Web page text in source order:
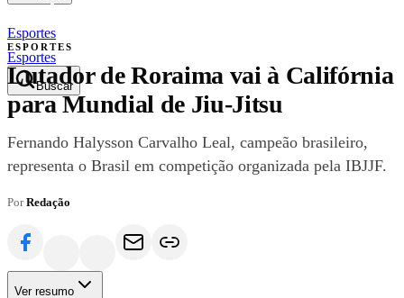
maisroraima
mais
Esportes
Buscar
Esportes
ESPORTES
Lutador de Roraima vai à Califórnia
para Mundial de Jiu-Jitsu
Fernando Halysson Carvalho Leal, campeão brasileiro,
representa o Brasil em competição organizada pela IBJJF.
PorRedação
Ver resumo